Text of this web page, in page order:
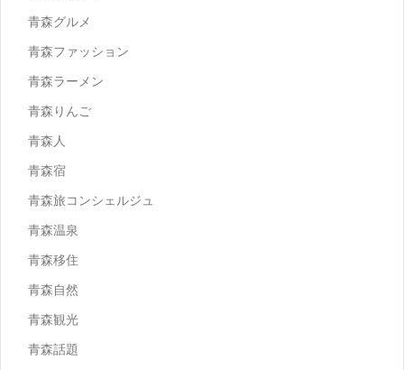
青森グルメ
青森ファッション
青森ラーメン
青森りんご
青森人
青森宿
青森旅コンシェルジュ
青森温泉
青森移住
青森自然
青森観光
青森話題